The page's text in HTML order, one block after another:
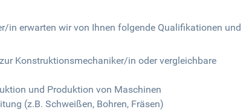
in erwarten wir von Ihnen folgende Qualifikationen und
Konstruktionsmechaniker/in oder vergleichbare
und Produktion von Maschinen
(z.B. Schweißen, Bohren, Fräsen)